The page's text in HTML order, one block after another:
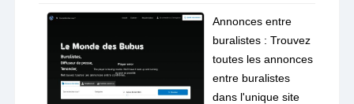
Annonces entre
buralistes : Trouvez
toutes les annonces
entre buralistes
dans l'unique site